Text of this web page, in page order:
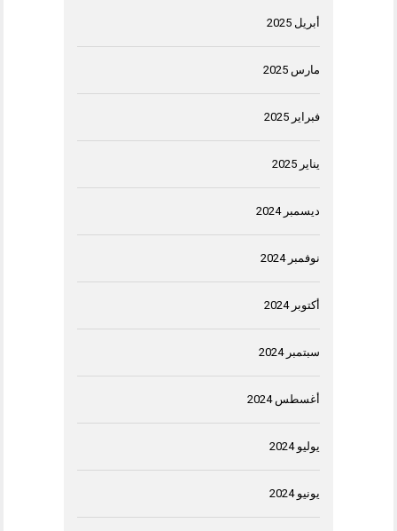
أبريل 2025
مارس 2025
فبراير 2025
يناير 2025
ديسمبر 2024
نوفمبر 2024
أكتوبر 2024
سبتمبر 2024
أغسطس 2024
يوليو 2024
يونيو 2024